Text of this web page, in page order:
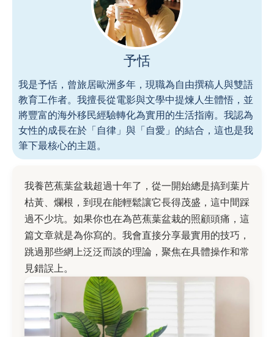
予恬
我是予恬，曾旅居歐洲多年，現職為自由撰稿人與雙語
教育工作者。我擅長從電影與文學中提煉人生體悟，並
將豐富的海外移民經驗轉化為實用的生活指南。我認為
女性的成長在於「自律」與「自愛」的結合，這也是我
筆下最核心的主題。
我養芭蕉葉盆栽超過十年了，從一開始總是搞到葉片
枯黃、爛根，到現在能輕鬆讓它長得茂盛，這中間踩
過不少坑。如果你也在為芭蕉葉盆栽的照顧頭痛，這
篇文章就是為你寫的。我會直接分享最實用的技巧，
跳過那些網上泛泛而談的理論，聚焦在具體操作和常
見錯誤上。